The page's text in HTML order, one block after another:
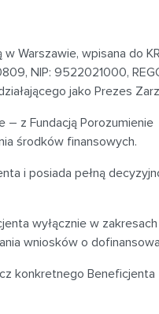
Warszawie, wpisana do
NIP: 9522021000,
jako Prezes
– z Fundacją Porozumienie
środków finansowych.
i posiada pełną
wyłącznie w zakresach
wniosków o
konkretnego Beneficjenta